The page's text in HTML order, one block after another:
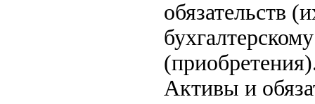
обязательств
Активы и